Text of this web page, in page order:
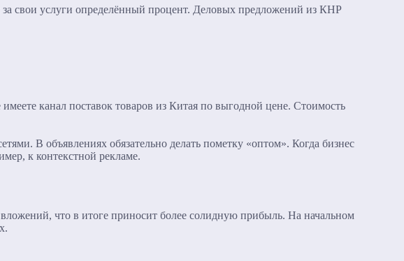
свои услуги определённый процент. Деловых предложений из КНР
канал поставок товаров из Китая по выгодной цене. Стоимость
В объявлениях обязательно делать пометку «оптом». Когда бизнес
к контекстной рекламе.
что в итоге приносит более солидную прибыль. На начальном